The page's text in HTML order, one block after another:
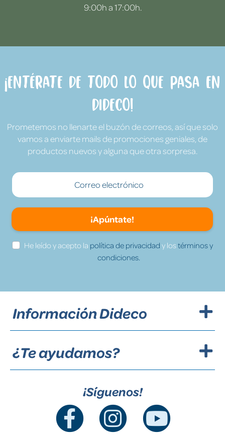
9:00h a 17:00h.
¡Entérate de todo lo que pasa en
Dideco!
Prometemos no llenarte el buzón de correos, así que solo
vamos a enviarte mails de promociones geniales, de
productos nuevos y alguna que otra sorpresa.
¡Apúntate!
He leído y acepto la política de privacidad y lostérminos y
condiciones.
Información Dideco
¿Te ayudamos?
¡Síguenos!